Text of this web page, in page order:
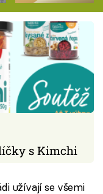
s Kimchi
užívají se všemi